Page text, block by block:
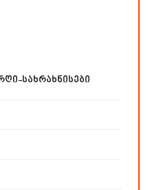
სახრახნისები